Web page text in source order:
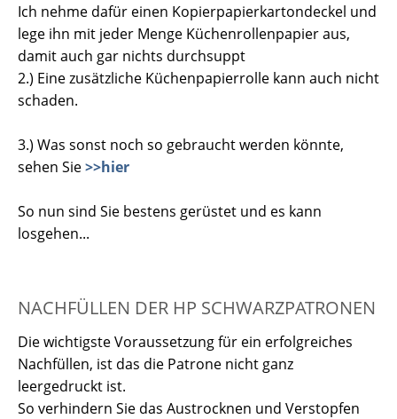
Ich nehme dafür einen Kopierpapierkartondeckel und
lege ihn mit jeder Menge Küchenrollenpapier aus,
damit auch gar nichts durchsuppt
2.) Eine zusätzliche Küchenpapierrolle kann auch nicht
schaden.
3.) Was sonst noch so gebraucht werden könnte,
sehen Sie>>hier
So nun sind Sie bestens gerüstet und es kann
losgehen...
NACHFÜLLEN DER HP SCHWARZPATRONEN
Die wichtigste Voraussetzung für ein erfolgreiches
Nachfüllen, ist das die Patrone nicht ganz
leergedruckt ist.
So verhindern Sie das Austrocknen und Verstopfen